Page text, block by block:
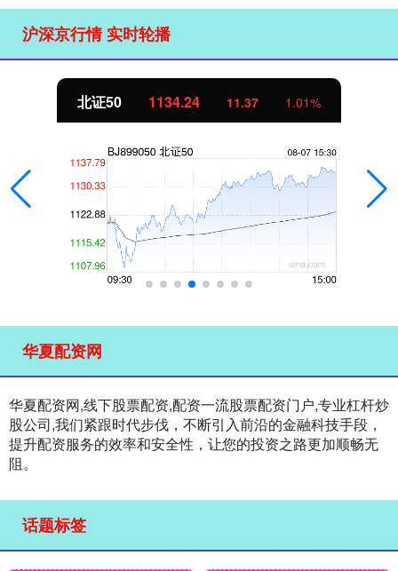
沪深京行情 实时轮播
北证50 1134.24 11.37 1.01%
华夏配资网
华夏配资网,线下股票配资,配资一流股票配资门户,专业杠杆炒
股公司,我们紧跟时代步伐，不断引入前沿的金融科技手段，
提升配资服务的效率和安全性，让您的投资之路更加顺畅无
阻。
话题标签